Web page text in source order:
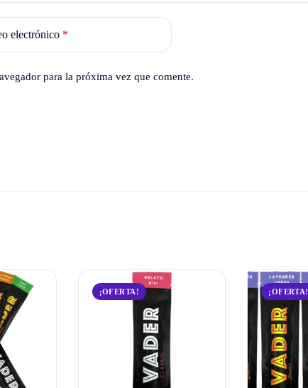
electrónico *
para la próxima vez que comente.
¡OFERTA! ¡OFERTA!